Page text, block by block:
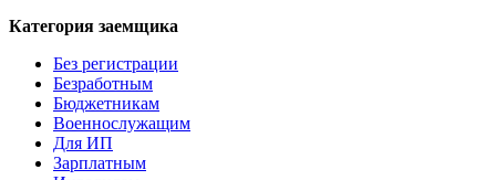
Категория заемщика
Без регистрации
Безработным
Бюджетникам
Военнослужащим
Для ИП
Зарплатным